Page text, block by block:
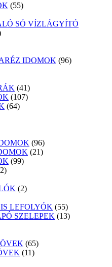
5555
SÓ VÍZLÁGYÍTÓ
IDOMOK 9696
4141
termék
107107
6464
9696
termék
2121
9999
42
22
LEFOLYÓK 5555
termék
SZELEPEK 1313
6565
1111